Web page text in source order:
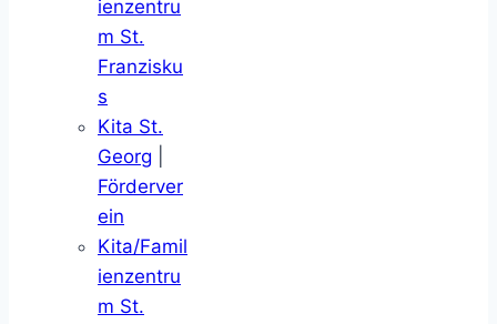
ienzentru
m St.
Franzisku
s
Kita St.
Georg
Förderver
ein
Kita/Famil
ienzentru
m St.